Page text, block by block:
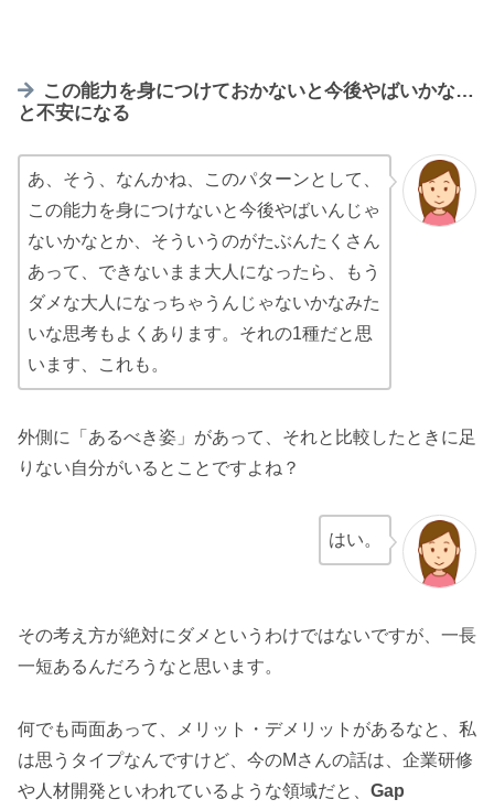
この能力を身につけておかないと今後やばいかな…
と不安になる
あ、そう、なんかね、このパターンとして、
この能力を身につけないと今後やばいんじゃ
ないかなとか、そういうのがたぶんたくさん
あって、できないまま大人になったら、もう
ダメな大人になっちゃうんじゃないかなみた
いな思考もよくあります。それの1種だと思
います、これも。
外側に「あるべき姿」があって、それと比較したときに足
りない自分がいるとことですよね？
はい。
その考え方が絶対にダメというわけではないですが、一長
一短あるんだろうなと思います。
何でも両面あって、メリット・デメリットがあるなと、私
は思うタイプなんですけど、今のMさんの話は、企業研修
や人材開発といわれているような領域だと、 Gap